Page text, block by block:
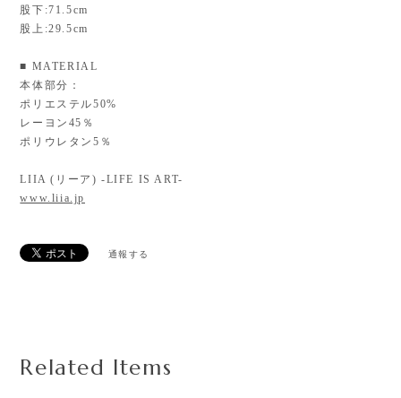
股下:71.5cm
股上:29.5cm
■ MATERIAL
本体部分：
ポリエステル50%
レーヨン45％
ポリウレタン5％
LIIA (リーア) -LIFE IS ART-
www.liia.jp
通報する
Related Items